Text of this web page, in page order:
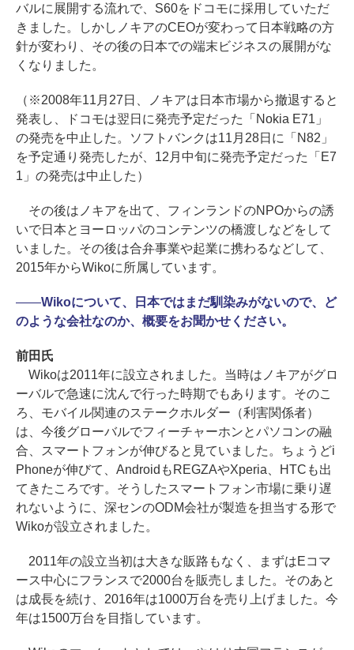
バルに展開する流れで、S60をドコモに採用していただ
きました。しかしノキアのCEOが変わって日本戦略の方
針が変わり、その後の日本での端末ビジネスの展開がな
くなりました。
（※2008年11月27日、ノキアは日本市場から撤退すると
発表し、ドコモは翌日に発売予定だった「Nokia E71」
の発売を中止した。ソフトバンクは11月28日に「N82」
を予定通り発売したが、12月中旬に発売予定だった「E7
1」の発売は中止した）
その後はノキアを出て、フィンランドのNPOからの誘
いで日本とヨーロッパのコンテンツの橋渡しなどをして
いました。その後は合弁事業や起業に携わるなどして、
2015年からWikoに所属しています。
――Wikoについて、日本ではまだ馴染みがないので、ど
のような会社なのか、概要をお聞かせください。
前田氏
Wikoは2011年に設立されました。当時はノキアがグロ
ーバルで急速に沈んで行った時期でもあります。そのこ
ろ、モバイル関連のステークホルダー（利害関係者）
は、今後グローバルでフィーチャーホンとパソコンの融
合、スマートフォンが伸びると見ていました。ちょうどi
Phoneが伸びて、AndroidもREGZAやXperia、HTCも出
てきたころです。そうしたスマートフォン市場に乗り遅
れないように、深センのODM会社が製造を担当する形で
Wikoが設立されました。
2011年の設立当初は大きな販路もなく、まずはEコマ
ース中心にフランスで2000台を販売しました。そのあと
は成長を続け、2016年は1000万台を売り上げました。今
年は1500万台を目指しています。